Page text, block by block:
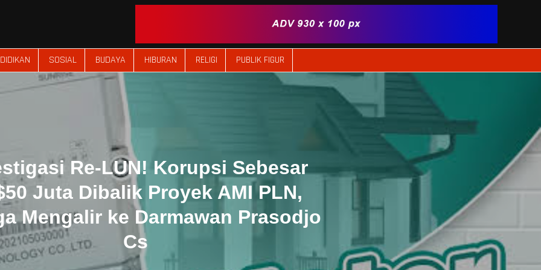
SOSIAL BUDAYA HIBURAN RELIGI PUBLIK FIGUR
Re-LUN! Korupsi Sebesar
Juta Dibalik Proyek AMI PLN,
Mengalir ke Darmawan Prasodjo
Cs